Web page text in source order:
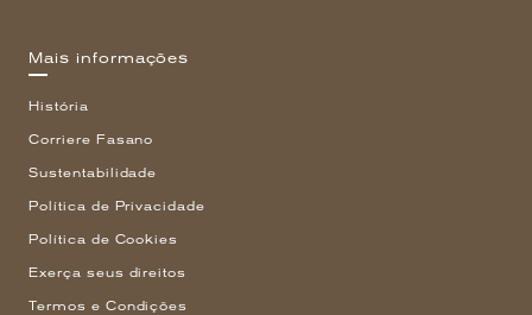
Mais informações
História
Corriere Fasano
Sustentabilidade
Política de Privacidade
Política de Cookies
Exerça seus direitos
Termos e Condições